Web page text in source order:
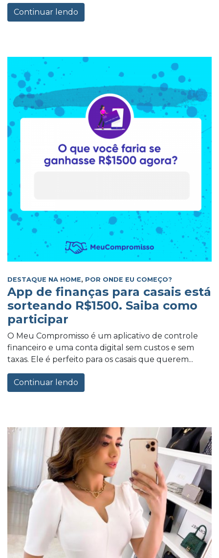
Continuar lendo
DESTAQUE NA HOME, POR ONDE EU COMEÇO?
App de finanças para casais está
sorteando R$1500. Saiba como
participar
O Meu Compromisso é um aplicativo de controle
financeiro e uma conta digital sem custos e sem
taxas. Ele é perfeito para os casais que querem...
Continuar lendo